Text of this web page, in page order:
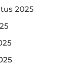
2025